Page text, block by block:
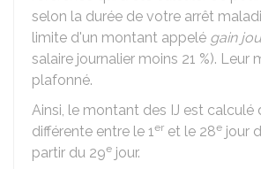
selon la durée de votre arrêt
limite d'un montant appelé gain
salaire journalier moins 21 %). Leur
plafonné.
Ainsi, le montant des IJ est calculé
différente entre le 1er et le 28e jour
partir du 29e jour.